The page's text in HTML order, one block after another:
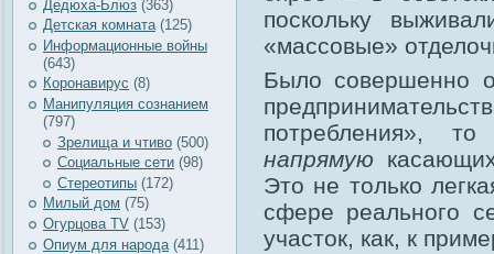
Дедюха-Блюз (363)
Детская комната(125)
Информационные войны
(643)
Коронавирус (8)
Манипуляция сознанием
(797)
Зрелища и чтиво (500)
Социальные сети (98)
Стереотипы (172)
Милый дом (75)
Огурцова TV (153)
Опиум для народа (411)
поскольку
«массовые»
Было совершенно
потребления»,
напрямую
Это не только
сфере реального
участок, как, к